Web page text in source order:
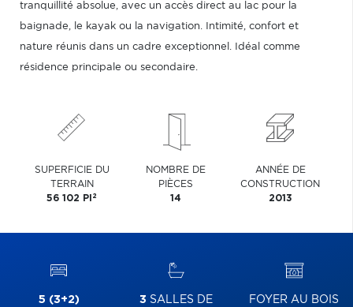
tranquillité absolue, avec un accès direct au lac pour la
baignade, le kayak ou la navigation. Intimité, confort et
nature réunis dans un cadre exceptionnel. Idéal comme
résidence principale ou secondaire.
SUPERFICIE DU
TERRAIN
56 102 PI 2
NOMBRE DE
PIÈCES
14
ANNÉE DE
CONSTRUCTION
2013
5 (3+2)
3 SALLES DE
FOYER AU BOIS